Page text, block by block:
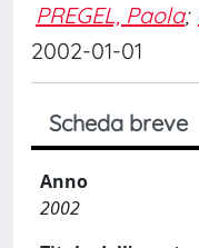
PREGEL, Paola;
2002-01-01
Scheda breve
Anno
2002